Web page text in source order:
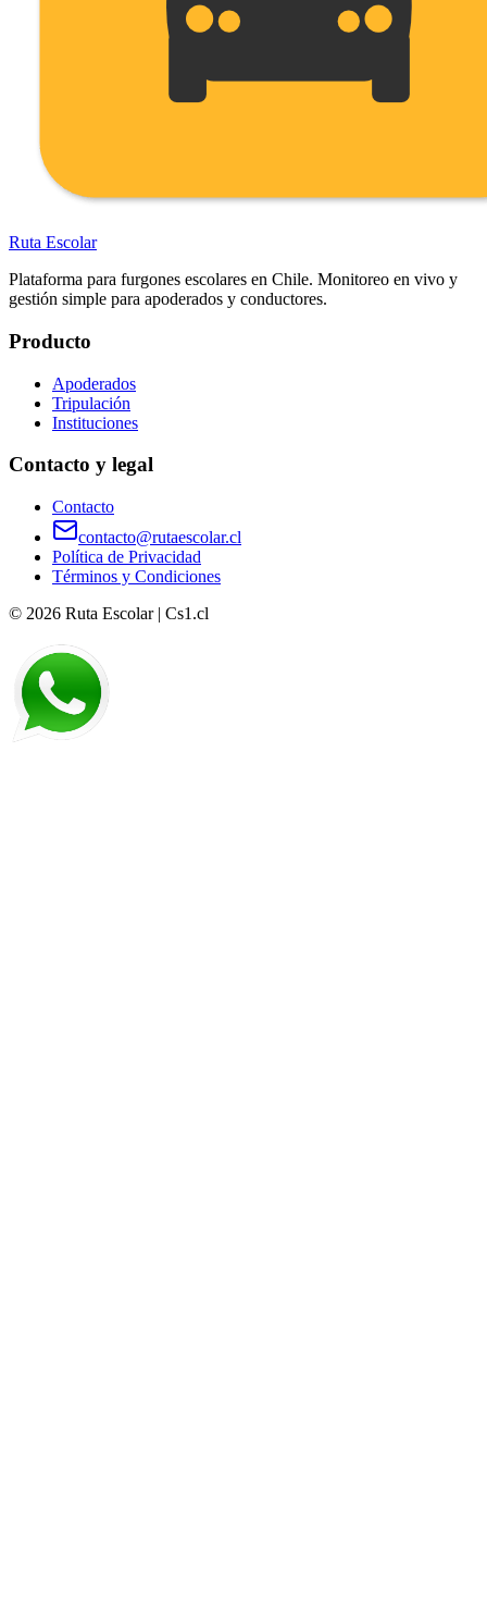
Ruta Escolar
Plataforma para furgones escolares en Chile. Monitoreo en vivo y
gestión simple para apoderados y conductores.
Producto
Apoderados
Tripulación
Instituciones
Contacto y legal
Contacto
contacto@rutaescolar.cl
Política de Privacidad
Términos y Condiciones
© 2026 Ruta Escolar | Cs1.cl